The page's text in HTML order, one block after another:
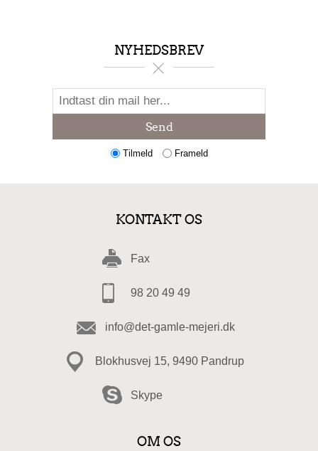
NYHEDSBREV
Send
Tilmeld Frameld
KONTAKT OS
Fax
98 20 49 49
info@det-gamle-mejeri.dk
Blokhusvej 15, 9490 Pandrup
Skype
OM OS